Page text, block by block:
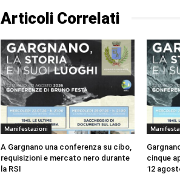
Articoli Correlati
Manifestazioni
A Gargnano una conferenza su cibo,
requisizioni e mercato nero durante
la RSI
cinque
12